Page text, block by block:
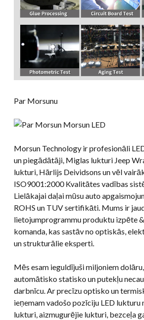
Par Morsunu
Morsun Technology ir profesionāli
un piegādātāji, Miglas lukturi Jeep
lukturi, Hārlijs Deividsons un vēl
ISO9001:2000 Kvalitātes vadības
Lielākajai daļai mūsu auto
ROHS un TUV sertifikāti. Mums ir
lietojumprogrammu produktu izpēte
komanda, kas sastāv no optiskās,
un strukturālie eksperti.
Mēs esam ieguldījuši miljoniem
automātisko statisko un putekļu
darbnīcu. Ar precīzu optisko un
ieņemam vadošo pozīciju LED lukturu
lukturi, aizmugurējie lukturi, bezceļa